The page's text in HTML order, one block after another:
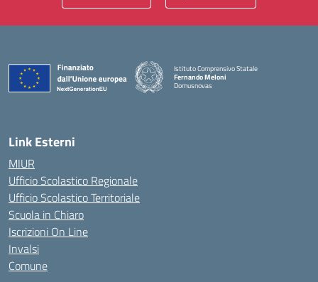
Istituto Comprensivo Statale
Fernando Meloni
Domusnovas
Link Esterni
MIUR
Ufficio Scolastico Regionale
Ufficio Scolastico Territoriale
Scuola in Chiaro
Iscrizioni On Line
Invalsi
Comune